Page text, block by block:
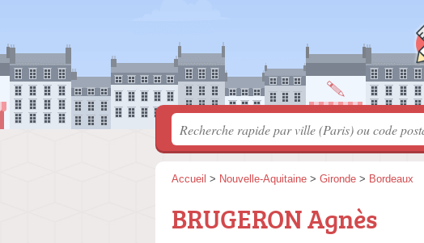
Accueil > Nouvelle-Aquitaine > Gironde > Bordeaux
BRUGERON Agnès